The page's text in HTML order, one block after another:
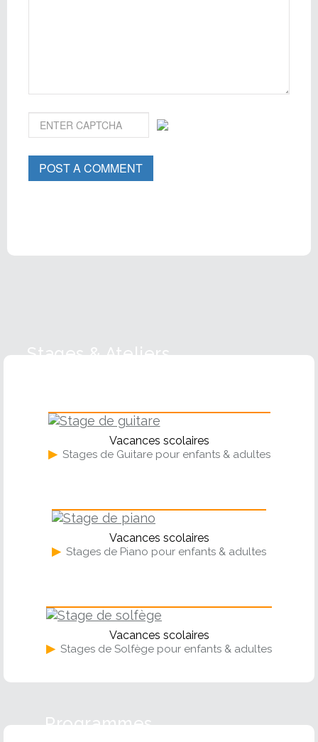
POST A COMMENT
Stages & Ateliers
Vacances scolaires
▶ Stages de Guitare pour enfants & adultes
Vacances scolaires
▶ Stages de Piano pour enfants & adultes
Vacances scolaires
▶ Stages de Solfège pour enfants & adultes
Programmes